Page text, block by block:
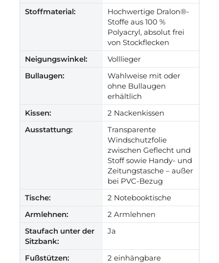
Stoffmaterial:
Hochwertige Dralon®-
Stoffe aus 100 %
Polyacryl, absolut frei
von Stockflecken
Neigungswinkel:
Volllieger
Bullaugen:
Wahlweise mit oder
ohne Bullaugen
erhältlich
Kissen:
2 Nackenkissen
Ausstattung:
Transparente
Windschutzfolie
zwischen Geflecht und
Stoff sowie Handy- und
Zeitungstasche – außer
bei PVC-Bezug
Tische:
2 Notebooktische
Armlehnen:
2 Armlehnen
Staufach unter der
Sitzbank:
Ja
Fußstützen:
2 einhängbare